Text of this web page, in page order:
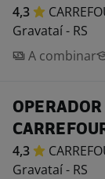
4,3
Gravataí - RS
A combinar
4,3
Gravataí - RS